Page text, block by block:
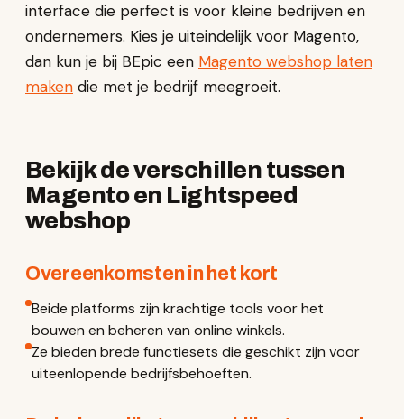
interface die perfect is voor kleine bedrijven en
ondernemers. Kies je uiteindelijk voor Magento,
dan kun je bij BEpic een Magento webshop laten
maken die met je bedrijf meegroeit.
Bekijk de verschillen tussen
Magento en Lightspeed
webshop
Overeenkomsten in het kort
Beide platforms zijn krachtige tools voor het
bouwen en beheren van online winkels.
Ze bieden brede functiesets die geschikt zijn voor
uiteenlopende bedrijfsbehoeften.